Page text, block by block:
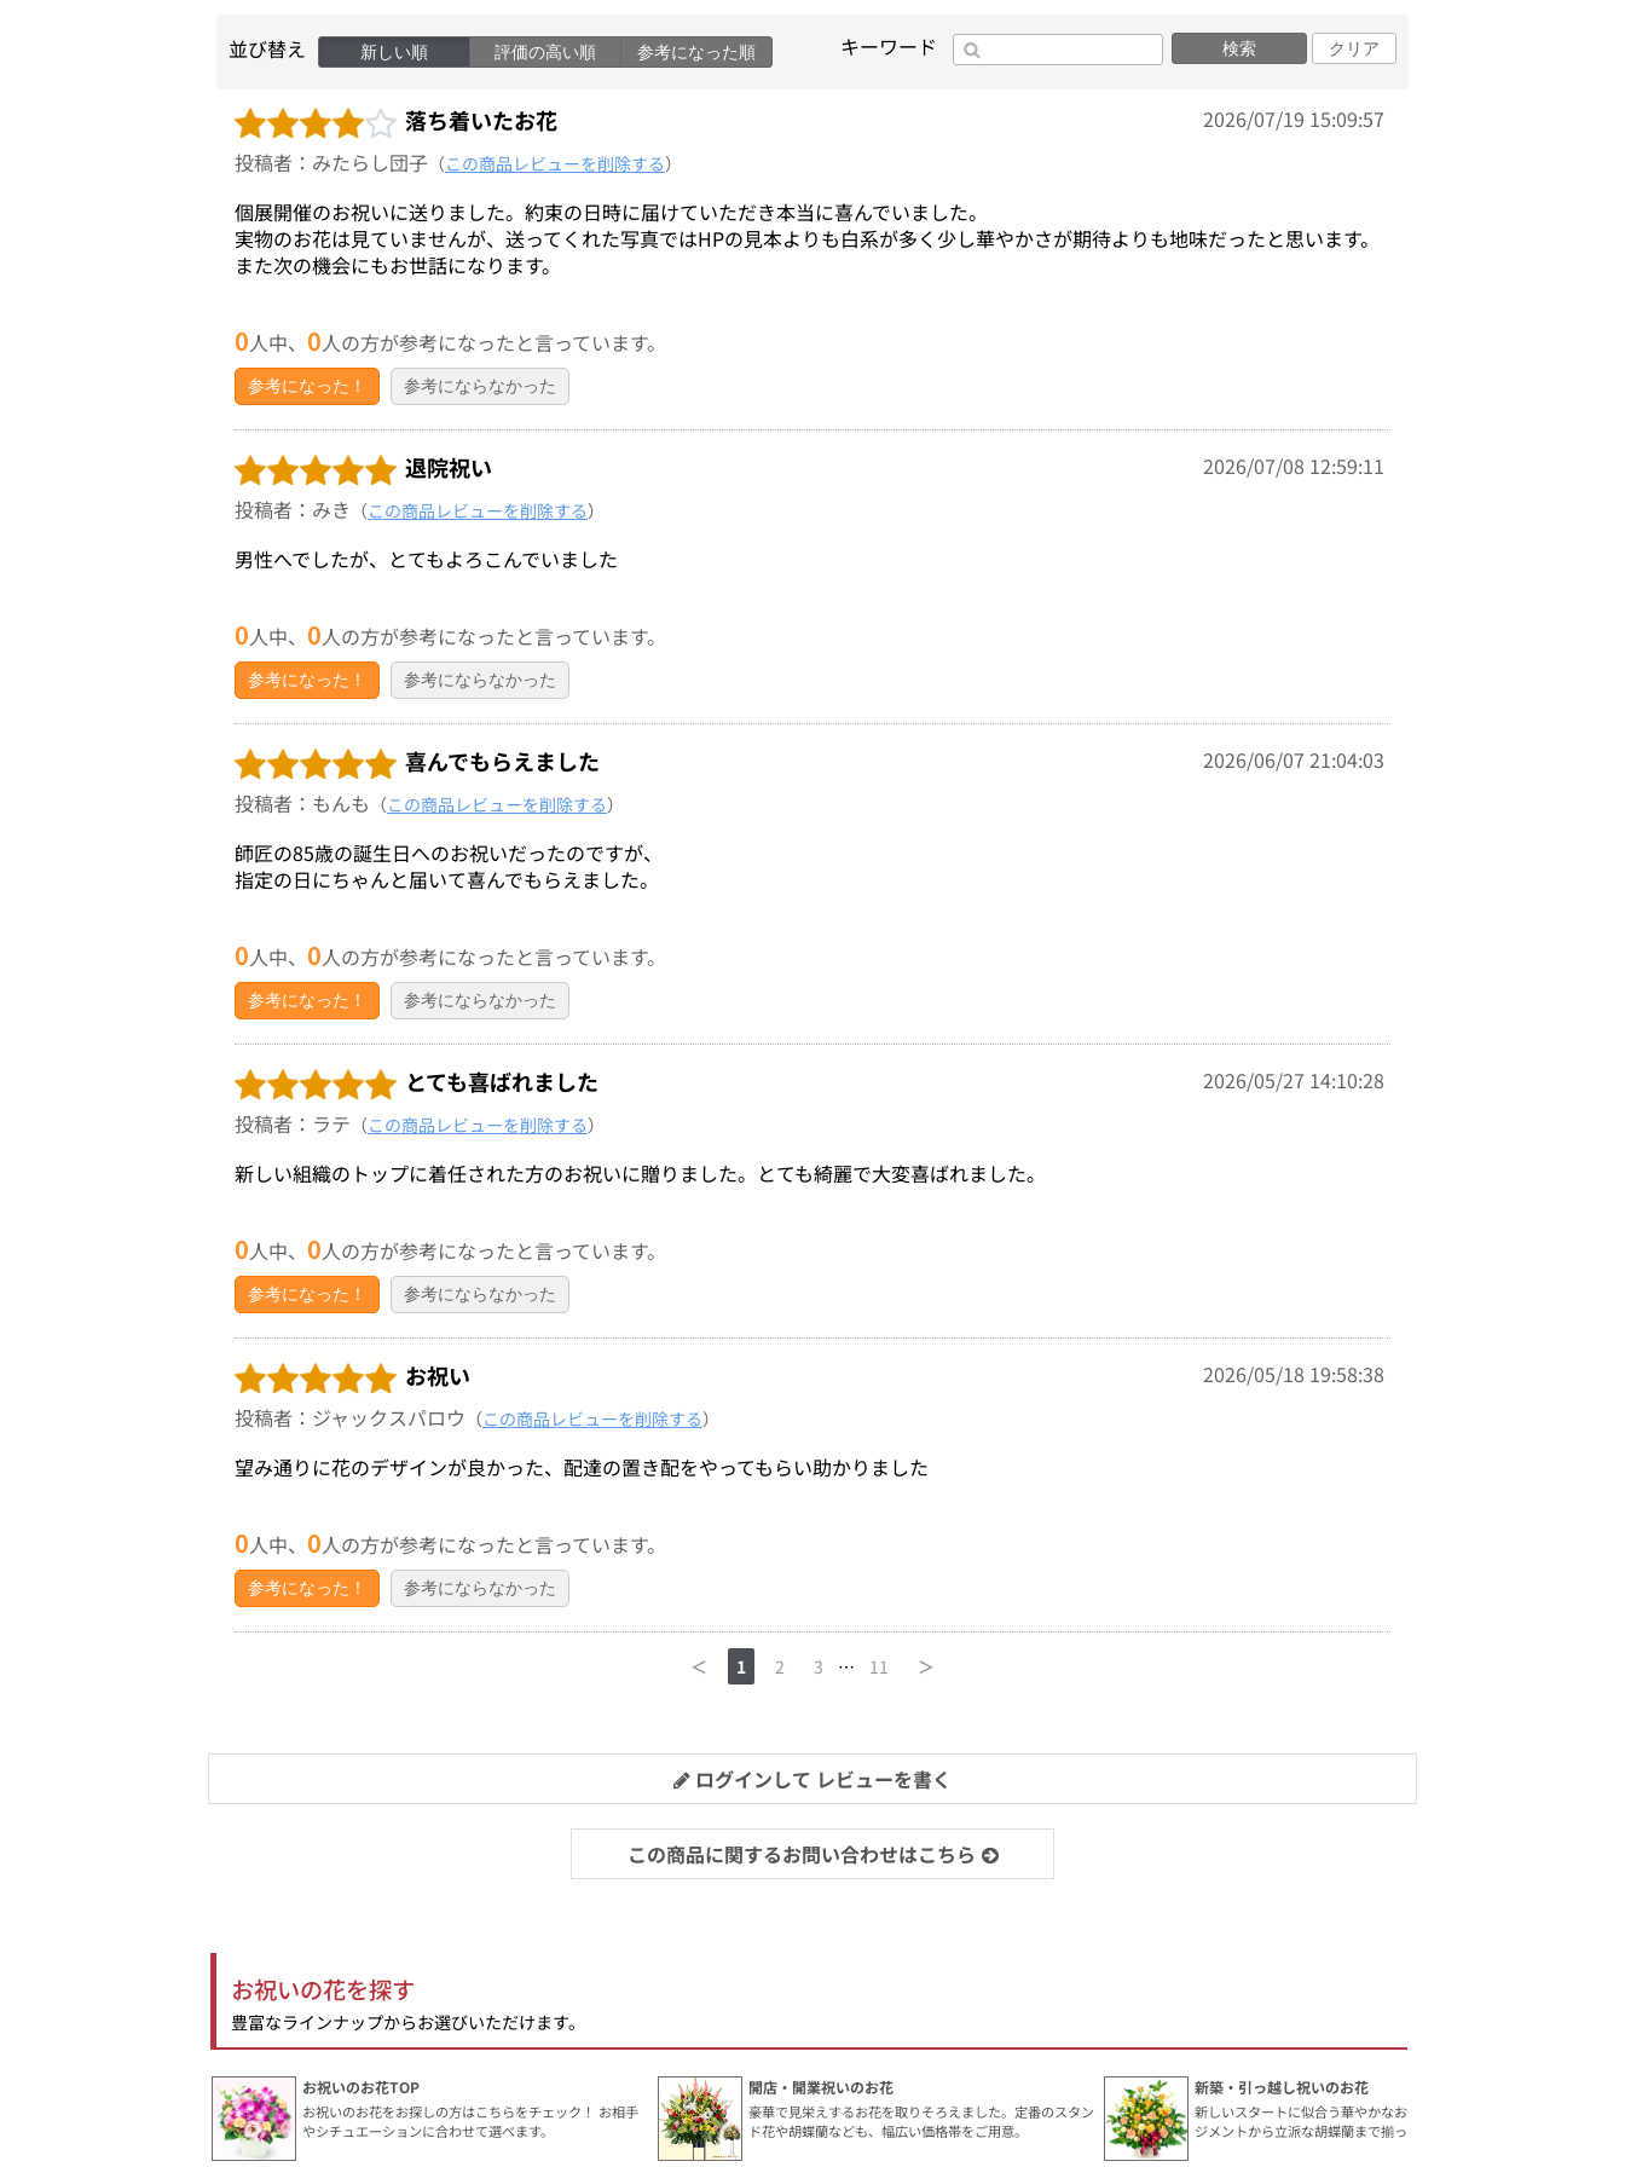
並び替え 新しい順 評価の高い順 参考になった順 キーワード 検索 クリア
落ち着いたお花
2026/07/19 15:09:57
投稿者：みたらし団子 （この商品レビューを削除する）
個展開催のお祝いに送りました。約束の日時に届けていただき本当に喜んでいました。
実物のお花は見ていませんが、送ってくれた写真ではHPの見本よりも白系が多く少し華やかさが期待よりも地味だったと思います。
また次の機会にもお世話になります。
0人中、 0人の方が参考になったと言っています。
参考になった！ 参考にならなかった
退院祝い
2026/07/08 12:59:11
投稿者：みき （この商品レビューを削除する）
男性へでしたが、とてもよろこんでいました
0人中、 0人の方が参考になったと言っています。
参考になった！ 参考にならなかった
喜んでもらえました
2026/06/07 21:04:03
投稿者：もんも （この商品レビューを削除する）
師匠の85歳の誕生日へのお祝いだったのですが、
指定の日にちゃんと届いて喜んでもらえました。
0人中、 0人の方が参考になったと言っています。
参考になった！ 参考にならなかった
とても喜ばれました
2026/05/27 14:10:28
投稿者：ラテ （この商品レビューを削除する）
新しい組織のトップに着任された方のお祝いに贈りました。とても綺麗で大変喜ばれました。
0人中、 0人の方が参考になったと言っています。
参考になった！ 参考にならなかった
お祝い
2026/05/18 19:58:38
投稿者：ジャックスパロウ （この商品レビューを削除する）
望み通りに花のデザインが良かった、配達の置き配をやってもらい助かりました
0人中、 0人の方が参考になったと言っています。
参考になった！ 参考にならなかった
＜ 1 2 3 … 11 ＞
ログインして レビューを書く
この商品に関するお問い合わせはこちら
お祝いの花を探す
豊富なラインナップからお選びいただけます。
お祝いのお花TOP
お祝いのお花をお探しの方はこちらをチェック！ お相手
やシチュエーションに合わせて選べます。
開店・開業祝いのお花
豪華で見栄えするお花を取りそろえました。定番のスタン
ド花や胡蝶蘭なども、幅広い価格帯をご用意。
新築・引っ越し祝いのお花
新しいスタートに似合う華やかなお花です。手頃なアレン
ジメントから立派な胡蝶蘭まで揃っています。